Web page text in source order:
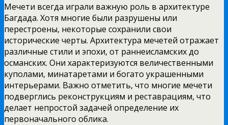
Мечети всегда играли важную роль в архитектуре
Багдада. Хотя многие были разрушены или
перестроены, некоторые сохранили свои
исторические черты. Архитектура мечетей отражает
различные стили и эпохи, от раннеисламских до
османских. Они характеризуются величественными
куполами, минатаретами и богато украшенными
интерьерами. Важно отметить, что многие мечети
подверглись реконструкциям и реставрациям, что
делает непростой задачей определение их
первоначального облика.